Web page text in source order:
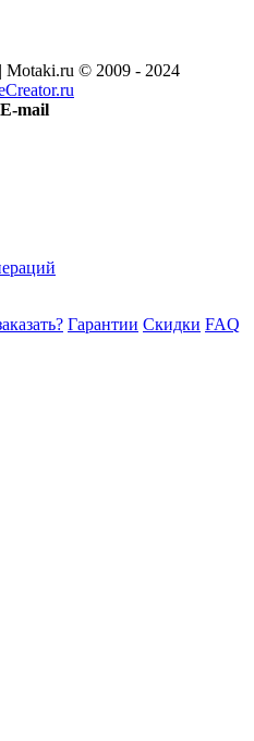
Motaki.ru © 2009 - 2024
mail
Гарантии Скидки FAQ